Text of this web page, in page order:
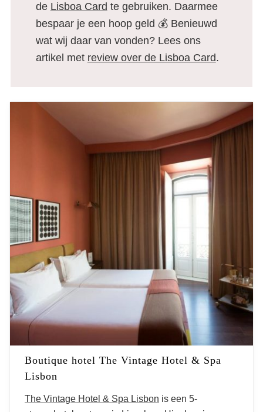
de Lisboa Card te gebruiken. Daarmee
bespaar je een hoop geld 💰 Benieuwd
wat wij daar van vonden? Lees ons
artikel met review over de Lisboa Card.
Boutique hotel The Vintage Hotel & Spa
Lisbon
The Vintage Hotel & Spa Lisbon is een 5-